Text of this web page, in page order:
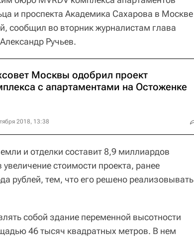
и проспекта Академика Сахарова в Москве
сообщил во вторник журналистам глава
Ручьев.
Москвы одобрил проект
с апартаментами на Остоженке
2018, 13:38
и отделки составит 8,9 миллиардов
стоимости проекта, ранее
рублей, тем, что его решено реализовывать
собой здание переменной высотности
46 тысяч квадратных метров. В нем